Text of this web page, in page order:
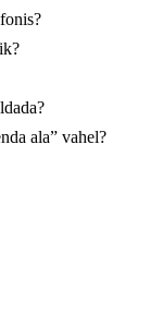
ala” vahel?